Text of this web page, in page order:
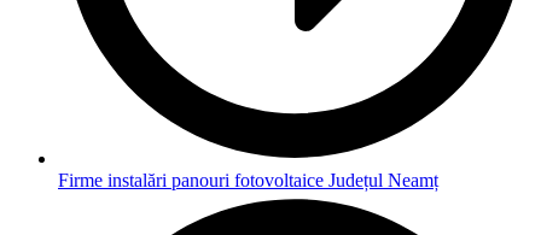
Firme instalări panouri fotovoltaice Județul Neamț